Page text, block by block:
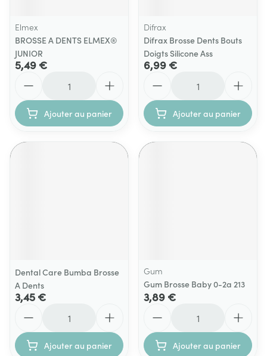
Elmex
BROSSE A DENTS ELMEX®
JUNIOR
5,49 €
Ajouter au panier
Difrax
Difrax Brosse Dents Bouts
Doigts Silicone Ass
6,99 €
Ajouter au panier
Dental Care Bumba Brosse
A Dents
3,45 €
Ajouter au panier
Gum
Gum Brosse Baby 0-2a 213
3,89 €
Ajouter au panier